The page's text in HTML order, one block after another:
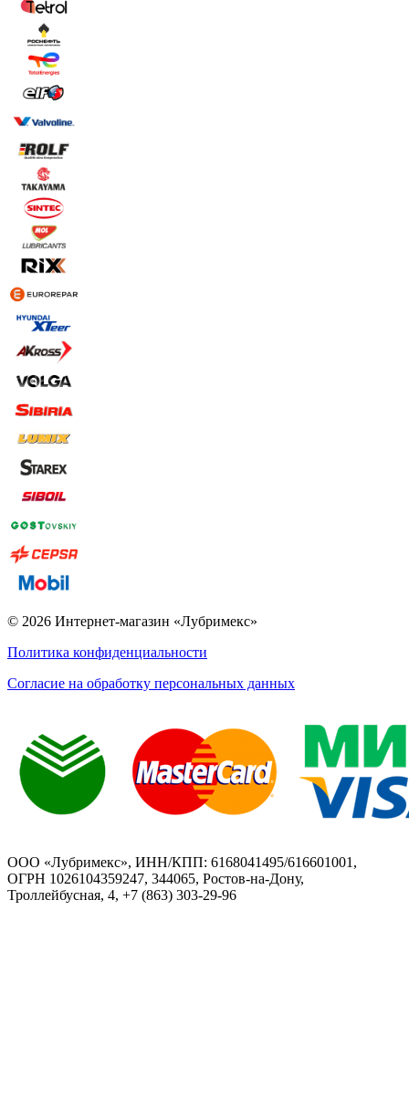
© 2026 Интернет-магазин «Лубримекс»
Политика конфиденциальности
Согласие на обработку персональных данных
ООО «Лубримекс», ИНН/КПП: 6168041495/616601001,
ОГРН 1026104359247, 344065, Ростов-на-Дону,
Троллейбусная, 4, +7 (863) 303-29-96